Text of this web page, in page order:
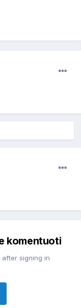
komentuoti
after signing in